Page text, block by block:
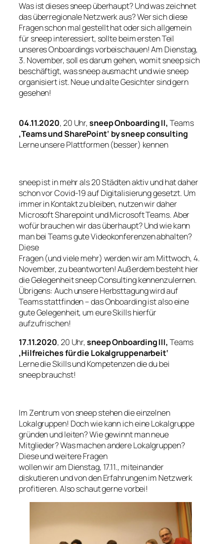
Was ist dieses sneep überhaupt? Und was zeichnet
das überregionale Netzwerk aus? Wer sich diese
Fragen schon mal gestellt hat oder sich allgemein
für sneep interessiert, sollte beim ersten Teil
unseres Onboardings vorbeischauen! Am Dienstag,
3. November, soll es darum gehen, womit sneep sich
beschäftigt, was sneep ausmacht und wie sneep
organisiert ist. Neue und alte Gesichter sind gern
gesehen!
04.11.2020, 20 Uhr,sneep Onboarding II, Teams
‚Teams und SharePoint‘ by sneep consulting
Lerne unsere Plattformen (besser) kennen
sneep ist in mehr als 20 Städten aktiv und hat daher
schon vor Covid-19 auf Digitalisierung gesetzt. Um
immer in Kontakt zu bleiben, nutzen wir daher
Microsoft Sharepoint und Microsoft Teams. Aber
wofür brauchen wir das überhaupt? Und wie kann
man bei Teams gute Videokonferenzen abhalten?
Diese
Fragen (und viele mehr) werden wir am Mittwoch, 4.
November, zu beantworten! Außerdem besteht hier
die Gelegenheit sneep Consulting kennenzulernen.
Übrigens: Auch unsere Herbsttagung wird auf
Teams stattfinden – das Onboarding ist also eine
gute Gelegenheit, um eure Skills hierfür
aufzufrischen!
17.11.2020, 20 Uhr,sneep Onboarding III, Teams
‚Hilfreiches für die Lokalgruppenarbeit‘
Lerne die Skills und Kompetenzen die du bei
sneep brauchst!
Im Zentrum von sneep stehen die einzelnen
Lokalgruppen! Doch wie kann ich eine Lokalgruppe
gründen und leiten? Wie gewinnt man neue
Mitglieder? Was machen andere Lokalgruppen?
Diese und weitere Fragen
wollen wir am Dienstag, 17.11., miteinander
diskutieren und von den Erfahrungen im Netzwerk
profitieren. Also schaut gerne vorbei!